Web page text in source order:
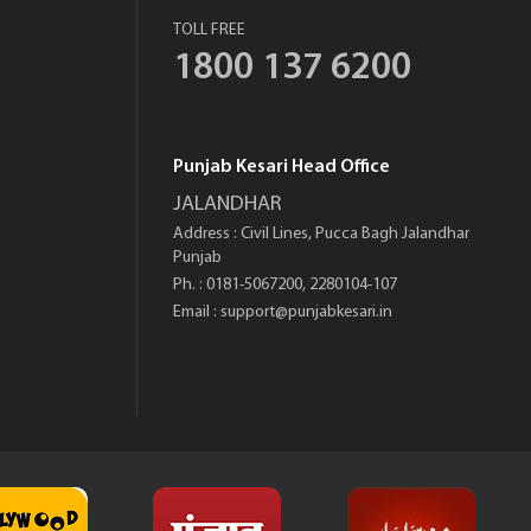
TOLL FREE
1800 137 6200
Punjab Kesari Head Office
JALANDHAR
Address : Civil Lines, Pucca Bagh Jalandhar
Punjab
Ph. : 0181-5067200, 2280104-107
Email : support@punjabkesari.in